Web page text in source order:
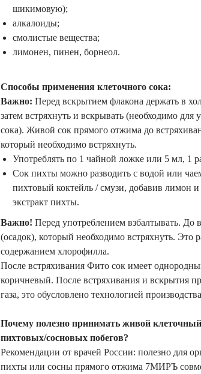
шикимовую);
алкалоиды;
смолистые вещества;
лимонен, пинен, борнеол.
Способы применения клеточного сока:
Важно: Перед вскрытием флакона держать в
затем встряхнуть и вскрывать (необходимо
сока). Живой сок прямого отжима до
который необходимо встряхнуть.
Употреблять по 1 чайной ложке или 5 мл, 1
Сок пихты можно разводить с водой или
пихтовый коктейль / смузи, добавив лимон
экстракт пихты.
Важно! Перед употреблением взбалтывать. До
(осадок), который необходимо встряхнуть. Это
содержанием хлорофилла.
После встряхивания Фито сок имеет
коричневый. После встряхивания и вскрытия
газа, это обусловлено технологией
Почему полезно принимать живой
пихтовых/сосновых побегов?
Рекомендации от врачей России: полезно для
пихты или сосны прямого отжима 7МИРЪ